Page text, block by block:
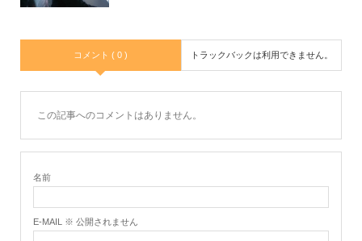
コメント ( 0 ) トラックバックは利用できません。
この記事へのコメントはありません。
名前
E-MAIL ※ 公開されません